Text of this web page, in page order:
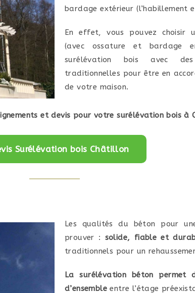
bardage extérieur (l’habillement
En effet, vous pouvez choisir
(avec ossature et bardage
surélévation bois avec
traditionnelles pour être en
de votre maison.
et devis pour votre surélévation bois à
Surélévation bois Châtillon
Les qualités du béton pour
prouver : solide, fiable et
traditionnels pour un
La surélévation béton permet
d’ensemble entre l’étage